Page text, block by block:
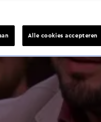
Alle cookies accepteren